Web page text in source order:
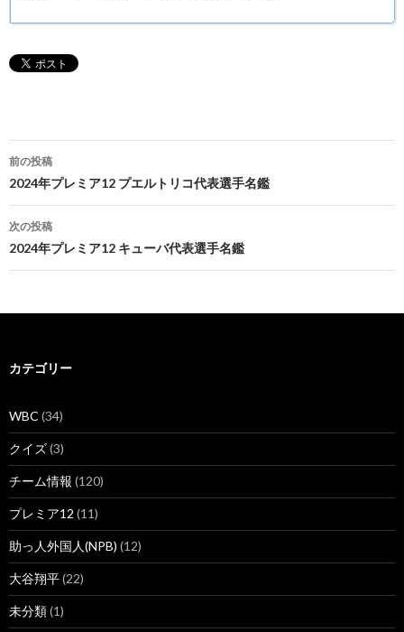
投
稿
ナ
ビ
ー
ョ
ン
前の投稿
2024年プレミア12 プエルトリコ代表選手名鑑
次の投稿
2024年プレミア12 キューバ代表選手名鑑
カテゴリー
WBC (34)
クイズ(3)
チーム情報 (120)
プレミア12 (11)
助っ人外国人(NPB) (12)
大谷翔平(22)
未分類(1)